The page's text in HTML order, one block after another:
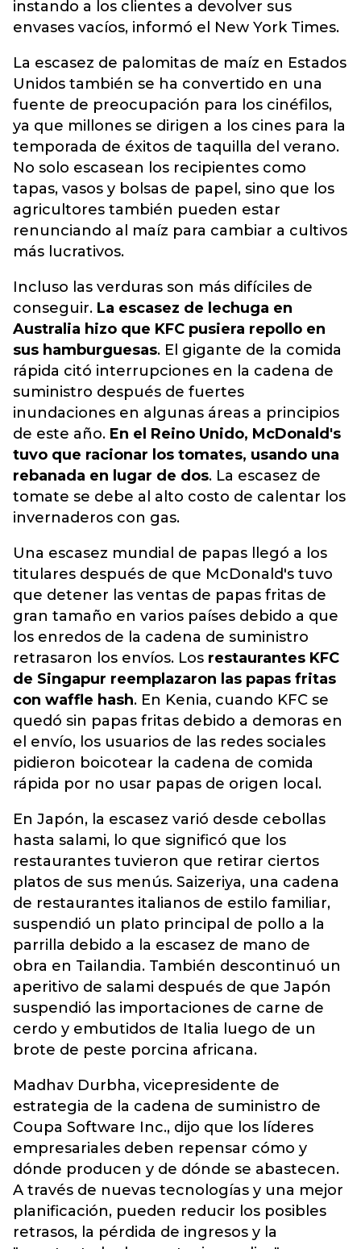
instando a los clientes a devolver sus
envases vacíos, informó el New York Times.
La escasez de palomitas de maíz en Estados
Unidos también se ha convertido en una
fuente de preocupación para los cinéfilos,
ya que millones se dirigen a los cines para la
temporada de éxitos de taquilla del verano.
No solo escasean los recipientes como
tapas, vasos y bolsas de papel, sino que los
agricultores también pueden estar
renunciando al maíz para cambiar a cultivos
más lucrativos.
Incluso las verduras son más difíciles de
conseguir. La escasez de lechuga en
Australia hizo que KFC pusiera repollo en
sus hamburguesas. El gigante de la comida
rápida citó interrupciones en la cadena de
suministro después de fuertes
inundaciones en algunas áreas a principios
de este año. En el Reino Unido, McDonald's
tuvo que racionar los tomates, usando una
rebanada en lugar de dos. La escasez de
tomate se debe al alto costo de calentar los
invernaderos con gas.
Una escasez mundial de papas llegó a los
titulares después de que McDonald's tuvo
que detener las ventas de papas fritas de
gran tamaño en varios países debido a que
los enredos de la cadena de suministro
retrasaron los envíos. Los restaurantes KFC
de Singapur reemplazaron las papas fritas
con waffle hash. En Kenia, cuando KFC se
quedó sin papas fritas debido a demoras en
el envío, los usuarios de las redes sociales
pidieron boicotear la cadena de comida
rápida por no usar papas de origen local.
En Japón, la escasez varió desde cebollas
hasta salami, lo que significó que los
restaurantes tuvieron que retirar ciertos
platos de sus menús. Saizeriya, una cadena
de restaurantes italianos de estilo familiar,
suspendió un plato principal de pollo a la
parrilla debido a la escasez de mano de
obra en Tailandia. También descontinuó un
aperitivo de salami después de que Japón
suspendió las importaciones de carne de
cerdo y embutidos de Italia luego de un
brote de peste porcina africana.
Madhav Durbha, vicepresidente de
estrategia de la cadena de suministro de
Coupa Software Inc., dijo que los líderes
empresariales deben repensar cómo y
dónde producen y de dónde se abastecen.
A través de nuevas tecnologías y una mejor
planificación, pueden reducir los posibles
retrasos, la pérdida de ingresos y la